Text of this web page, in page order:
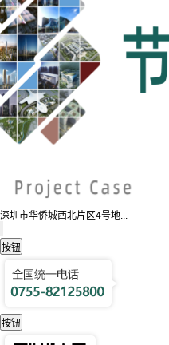
深圳市华侨城西北片区4号地...